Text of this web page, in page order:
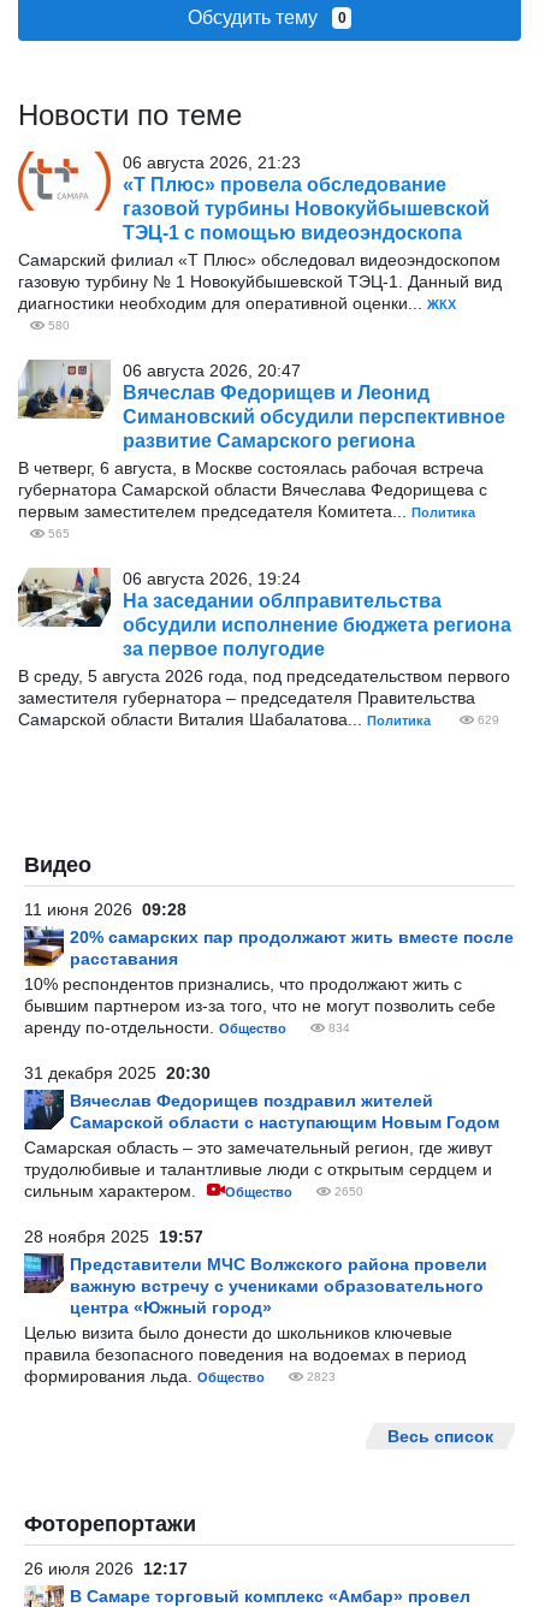
Обсудить тему 0
Новости по теме
06 августа 2026, 21:23
«Т Плюс» провела обследование
газовой турбины Новокуйбышевской
ТЭЦ-1 с помощью видеоэндоскопа
Самарский филиал «Т Плюс» обследовал видеоэндоскопом
газовую турбину № 1 Новокуйбышевской ТЭЦ-1. Данный вид
диагностики необходим для оперативной оценки...
ЖКХ
580
06 августа 2026, 20:47
Вячеслав Федорищев и Леонид
Симановский обсудили перспективное
развитие Самарского региона
В четверг, 6 августа, в Москве состоялась рабочая встреча
губернатора Самарской области Вячеслава Федорищева с
первым заместителем председателя Комитета...
Политика
565
06 августа 2026, 19:24
На заседании облправительства
обсудили исполнение бюджета региона
за первое полугодие
В среду, 5 августа 2026 года, под председательством первого
заместителя губернатора – председателя Правительства
Самарской области Виталия Шабалатова...
Политика 629
Видео
11 июня 2026 09:28
20% самарских пар продолжают жить вместе после
расставания
10% респондентов признались, что продолжают жить с
бывшим партнером из-за того, что не могут позволить себе
аренду по-отдельности.
Общество 834
31 декабря 2025 20:30
Вячеслав Федорищев поздравил жителей
Самарской области с наступающим Новым Годом
Самарская область – это замечательный регион, где живут
трудолюбивые и талантливые люди с открытым сердцем и
сильным характером.
Общество 2650
28 ноября 2025 19:57
Представители МЧС Волжского района провели
важную встречу с учениками образовательного
центра «Южный город»
Целью визита было донести до школьников ключевые
правила безопасного поведения на водоемах в период
формирования льда.
Общество 2823
Весь список
Фоторепортажи
26 июля 2026 12:17
В Самаре торговый комплекс «Амбар» провел